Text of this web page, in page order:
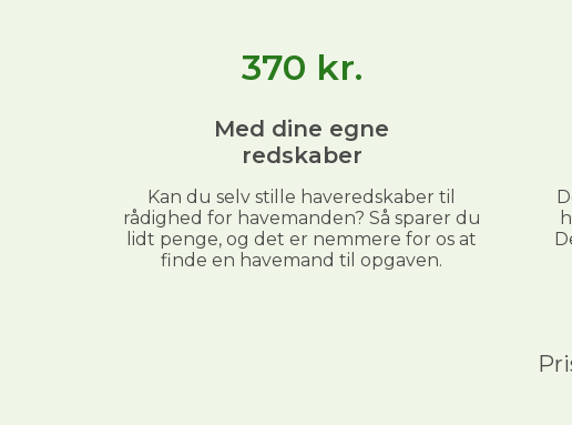
370 kr.
Med dine egne
redskaber
Kan du selv stille haveredskaber til
rådighed for havemanden? Så sparer du
lidt penge, og det er nemmere for os at
finde en havemand til opgaven.